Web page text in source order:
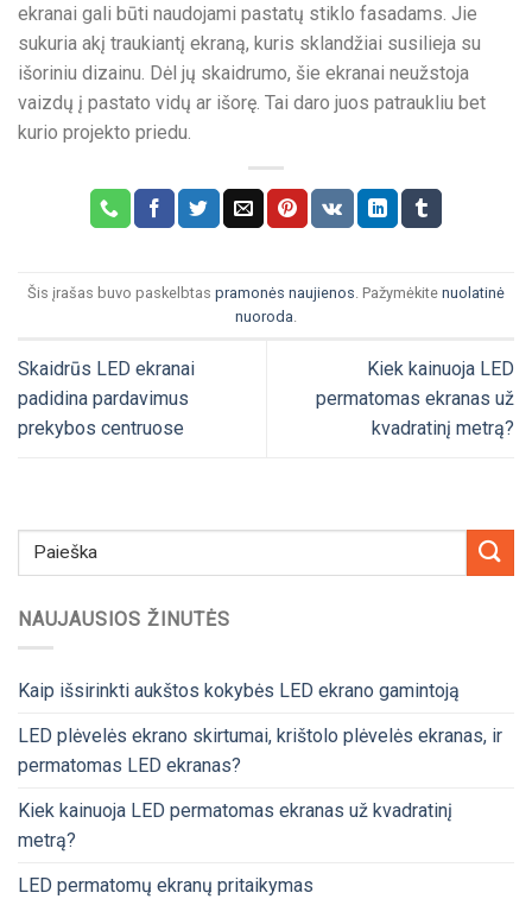
ekranai gali būti naudojami pastatų stiklo fasadams. Jie
sukuria akį traukiantį ekraną, kuris sklandžiai susilieja su
išoriniu dizainu. Dėl jų skaidrumo, šie ekranai neužstoja
vaizdų į pastato vidų ar išorę. Tai daro juos patraukliu bet
kurio projekto priedu.
Šis įrašas buvo paskelbtas pramonės naujienos . Pažymėkite nuolatinė
nuoroda
Skaidrūs LED ekranai
padidina pardavimus
prekybos centruose
Kiek kainuoja LED
permatomas ekranas už
kvadratinį metrą?
NAUJAUSIOS ŽINUTĖS
Kaip išsirinkti aukštos kokybės LED ekrano gamintoją
LED plėvelės ekrano skirtumai, krištolo plėvelės ekranas, ir
permatomas LED ekranas?
Kiek kainuoja LED permatomas ekranas už kvadratinį
metrą?
LED permatomų ekranų pritaikymas